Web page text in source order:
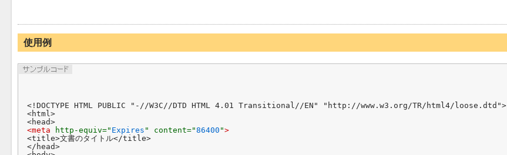
使用例
<!DOCTYPE HTML PUBLIC "-//W3C//DTD HTML 4.01 Transitional//EN" "http://www.w3.org/TR/html4/loose.dtd">
<html>
<meta
http-equiv=" Expires " content="86400 ">
<title>文書のタイトル</title>
</head>